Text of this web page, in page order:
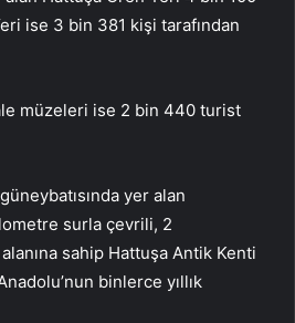
ise 3 bin 381 kişi tarafından
müzeleri ise 2 bin 440 turist
yer alan
surla çevrili, 2
sahip Hattuşa Antik Kenti
binlerce yıllık